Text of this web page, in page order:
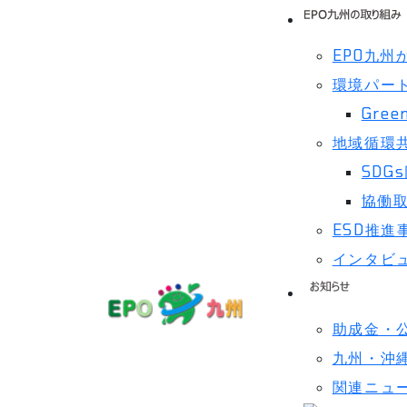
EPO九州
環境パー
地域循環
協働
ESD推進
インタビ
助成金・
九州・沖
関連ニュ